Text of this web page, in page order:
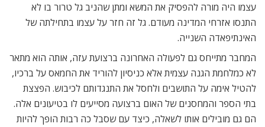
עצמו היה מורה להפסיק את המשא ומתן שהניב גל טרור בו לא
התנסו אזרחי המדינה מעודם. גל זה חזר על עצמו בתחילתה של
האינתיפאדה השנייה.
המחבר מתייחס גם לפעולה האחרונה ברצועת עזה, אותה הוא מתאר
לא כמלחמת הגנה עצמית אלא כניסיון להוריד את החמאס על ברכיו,
להטיל אימה על התושבים ולחסל את התנגדותם לכיבוש. הפצצת
בתי הספר והמחסנים של האום ברצועה מסייעים לו בטיעונים אלה.
הם גם מובילים אותו לשאלה, כיצד עם שסבל כה רבות הופך להיות